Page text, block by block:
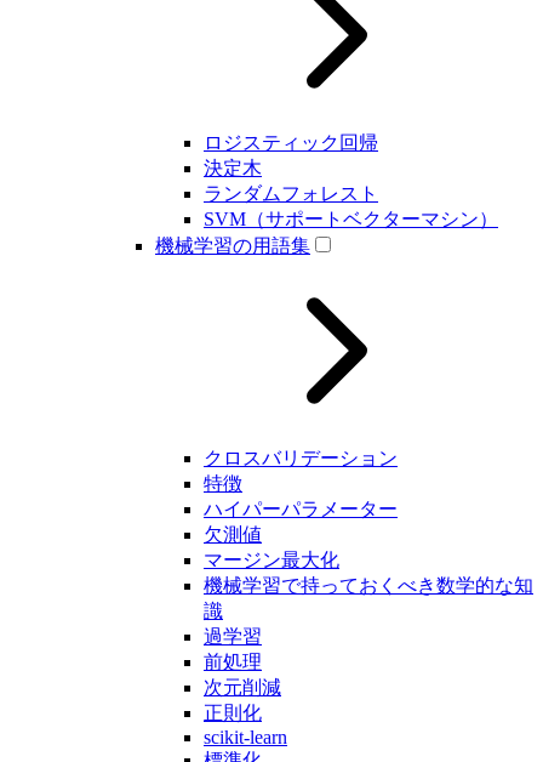
ロジスティック回帰
決定木
ランダムフォレスト
SVM（サポートベクターマシン）
機械学習の用語集
クロスバリデーション
特徴
ハイパーパラメーター
欠測値
マージン最大化
機械学習で持っておくべき数学的な知
識
過学習
前処理
次元削減
正則化
scikit-learn